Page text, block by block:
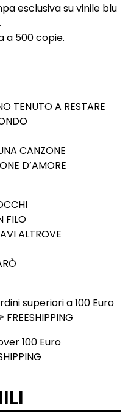
esclusiva su vinile blu
a 500 copie.
TENUTO A RESTARE
CANZONE
D’AMORE
FILO
ALTROVE
superiori a 100 Euro
100 Euro